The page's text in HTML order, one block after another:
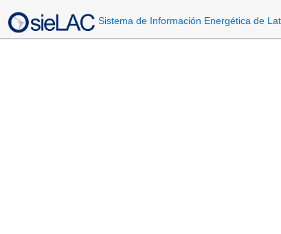
Sistema de Información Energética de